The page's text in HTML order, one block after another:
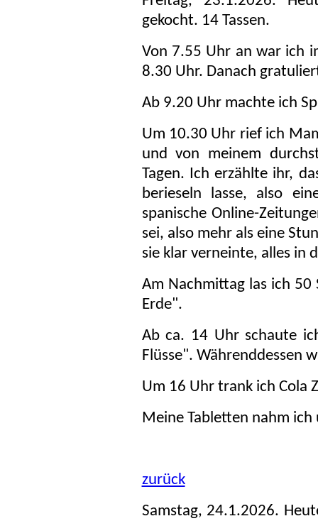
gekocht. 14 Tassen.
Von 7.55 Uhr an war ich
8.30 Uhr. Danach
Ab 9.20 Uhr machte ich
Um 10.30 Uhr rief ich
und von meinem
Tagen. Ich erzählte ihr,
berieseln lasse, also
spanische Online-
sei, also mehr als eine
sie klar verneinte, alles in
Am Nachmittag las ich 50
Erde".
Ab ca. 14 Uhr schaute
Flüsse". Währenddessen
Um 16 Uhr trank ich Cola
Meine Tabletten nahm ich
zurück
Samstag, 24.1.2026.